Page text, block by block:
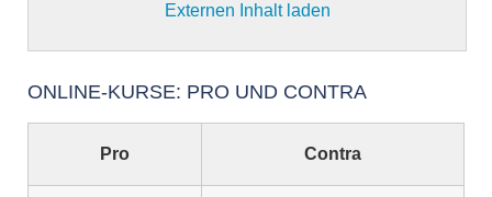
Externen Inhalt laden
ONLINE-KURSE: PRO UND CONTRA
Pro Contra